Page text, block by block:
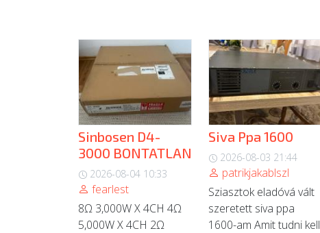
Sinbosen D4-
3000 BONTATLAN
2026-08-04 10:33
fearlest
8Ω 3,000W X 4CH 4Ω
5,000W X 4CH 2Ω
Siva Ppa 1600
2026-08-03 21:44
patrikjakablszl
Sziasztok eladóvá vált
szeretett siva ppa
1600-am Amit tudni kell